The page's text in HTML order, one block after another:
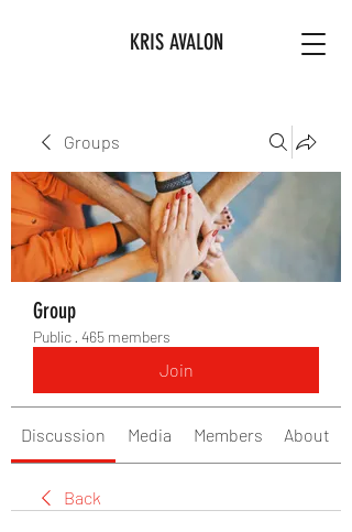
KRIS AVALON
Groups
Group
Public · 465 members
Join
Discussion Media Members About
Back